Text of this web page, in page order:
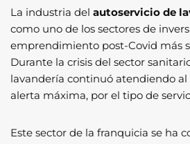
La industria del autoservicio de
como uno de los sectores de
emprendimiento post-Covid más
Durante la crisis del sector
lavandería continuó atendiendo
alerta máxima, por el tipo de
Este sector de la franquicia se ha